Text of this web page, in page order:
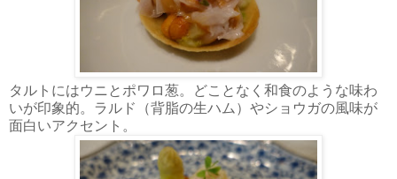
タルトにはウニとポワロ葱。どことなく和食のような味わ
いが印象的。ラルド（背脂の生ハム）やショウガの風味が
面白いアクセント。